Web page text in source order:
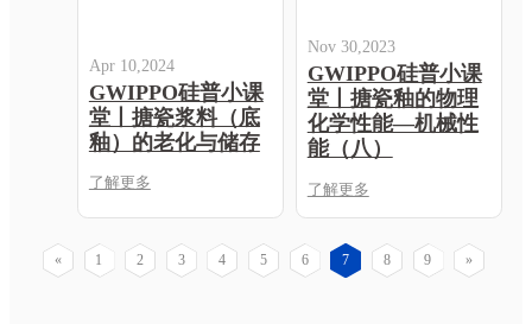
Apr 10,2024
GWIPPO硅普小课
堂丨搪瓷浆料（底
釉）的老化与储存
了解更多
Nov 30,2023
GWIPPO硅普小课
堂丨搪瓷釉的物理
化学性能—机械性
能（八）
了解更多
« 1 2 3 4 5 6 7 8 9 »